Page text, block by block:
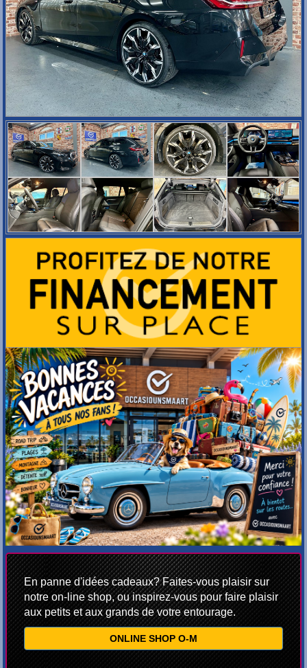
En panne d'idées cadeaux? Faites-vous plaisir sur
notre on-line shop, ou inspirez-vous pour faire plaisir
aux petits et aux grands de votre entourage.
ONLINE SHOP O-M